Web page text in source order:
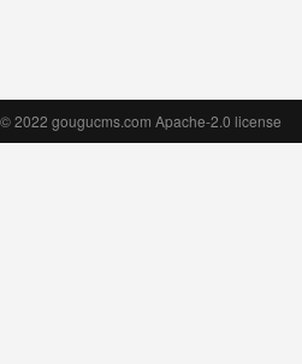
© 2022 gougucms.com Apache-2.0 license